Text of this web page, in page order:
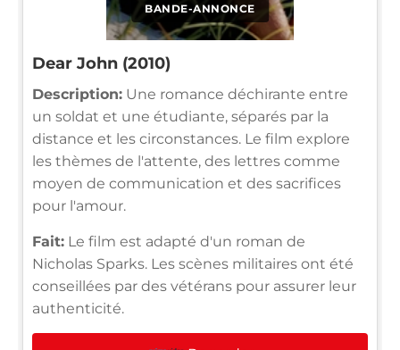
BANDE-ANNONCE
Dear John (2010)
Description: Une romance déchirante entre
un soldat et une étudiante, séparés par la
distance et les circonstances. Le film explore
les thèmes de l'attente, des lettres comme
moyen de communication et des sacrifices
pour l'amour.
Fait: Le film est adapté d'un roman de
Nicholas Sparks. Les scènes militaires ont été
conseillées par des vétérans pour assurer leur
authenticité.